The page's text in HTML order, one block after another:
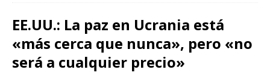
EE.UU.: La paz en Ucrania está
«más cerca que nunca», pero «no
será a cualquier precio»